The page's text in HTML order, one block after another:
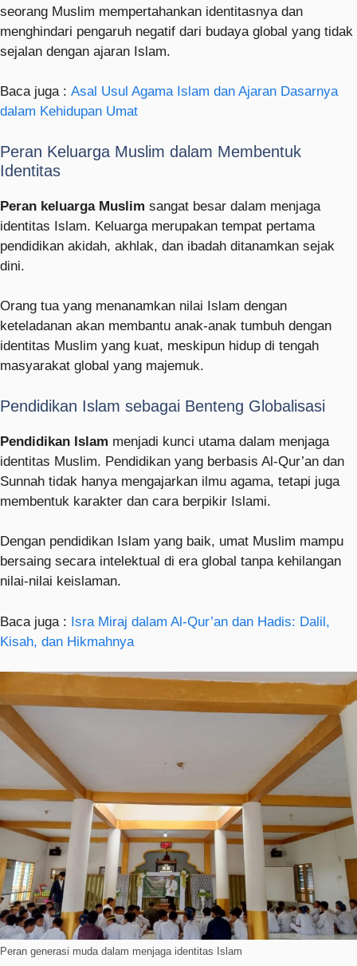
seorang Muslim mempertahankan identitasnya dan
menghindari pengaruh negatif dari budaya global yang tidak
sejalan dengan ajaran Islam.
Baca juga : Asal Usul Agama Islam dan Ajaran Dasarnya
dalam Kehidupan Umat
Peran Keluarga Muslim dalam Membentuk
Identitas
Peran keluarga Muslim sangat besar dalam menjaga
identitas Islam. Keluarga merupakan tempat pertama
pendidikan akidah, akhlak, dan ibadah ditanamkan sejak
dini.
Orang tua yang menanamkan nilai Islam dengan
keteladanan akan membantu anak-anak tumbuh dengan
identitas Muslim yang kuat, meskipun hidup di tengah
masyarakat global yang majemuk.
Pendidikan Islam sebagai Benteng Globalisasi
Pendidikan Islam menjadi kunci utama dalam menjaga
identitas Muslim. Pendidikan yang berbasis Al-Qur’an dan
Sunnah tidak hanya mengajarkan ilmu agama, tetapi juga
membentuk karakter dan cara berpikir Islami.
Dengan pendidikan Islam yang baik, umat Muslim mampu
bersaing secara intelektual di era global tanpa kehilangan
nilai-nilai keislaman.
Baca juga : Isra Miraj dalam Al-Qur’an dan Hadis: Dalil,
Kisah, dan Hikmahnya
Peran generasi muda dalam menjaga identitas Islam